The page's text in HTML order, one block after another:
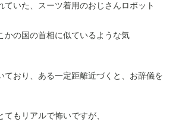
ていた、スーツ着用のおじさんロボット
かの国の首相に似ているような気
ており、ある一定距離近づくと、お辞儀を
もリアルで怖いですが、